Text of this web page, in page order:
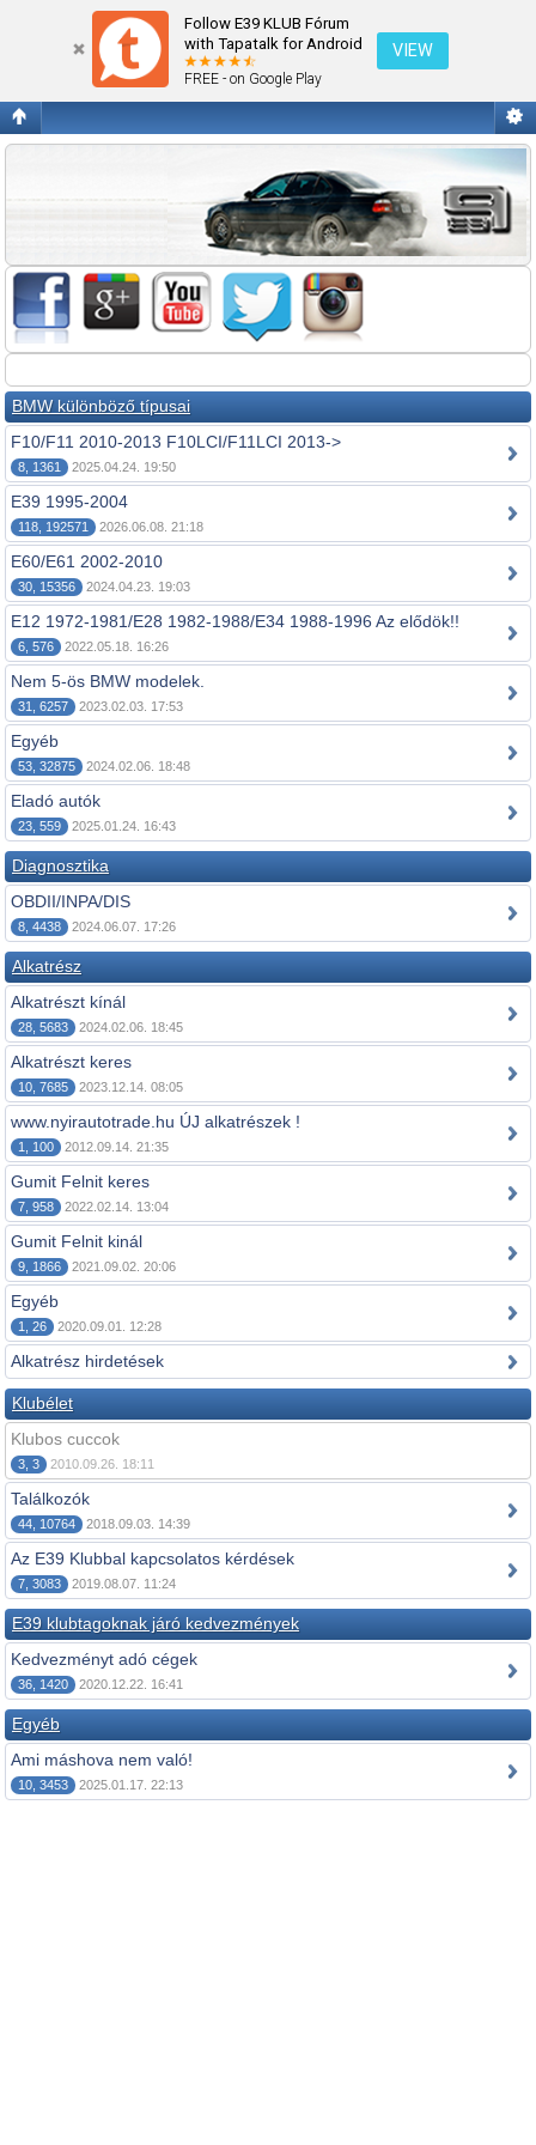
Follow E39 KLUB Fórum
with Tapatalk for Android
FREE - on Google Play
VIEW
Fórum kezdőlap megtekintése
BMW különböző típusai
F10/F11 2010-2013 F10LCI/F11LCI 2013->
8, 1361 2025.04.24. 19:50
E39 1995-2004
118, 192571 2026.06.08. 21:18
E60/E61 2002-2010
30, 15356 2024.04.23. 19:03
E12 1972-1981/E28 1982-1988/E34 1988-1996 Az elődök!!
6, 576 2022.05.18. 16:26
Nem 5-ös BMW modelek.
31, 6257 2023.02.03. 17:53
Egyéb
53, 32875 2024.02.06. 18:48
Eladó autók
23, 559 2025.01.24. 16:43
Diagnosztika
OBDII/INPA/DIS
8, 4438 2024.06.07. 17:26
Alkatrész
Alkatrészt kínál
28, 5683 2024.02.06. 18:45
Alkatrészt keres
10, 7685 2023.12.14. 08:05
www.nyirautotrade.hu ÚJ alkatrészek !
1, 100 2012.09.14. 21:35
Gumit Felnit keres
7, 958 2022.02.14. 13:04
Gumit Felnit kinál
9, 1866 2021.09.02. 20:06
Egyéb
1, 26 2020.09.01. 12:28
Alkatrész hirdetések
Klubélet
Klubos cuccok
3, 3 2010.09.26. 18:11
Találkozók
44, 10764 2018.09.03. 14:39
Az E39 Klubbal kapcsolatos kérdések
7, 3083 2019.08.07. 11:24
E39 klubtagoknak járó kedvezmények
Kedvezményt adó cégek
36, 1420 2020.12.22. 16:41
Egyéb
Ami máshova nem való!
10, 3453 2025.01.17. 22:13